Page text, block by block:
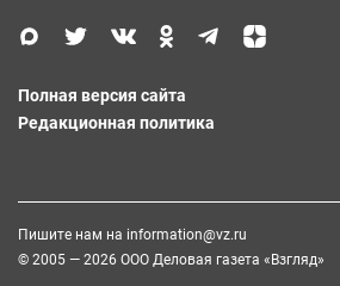
Полная версия сайта
Редакционная политика
Пишите нам на information@vz.ru
© 2005 — 2026 ООО Деловая газета «Взгляд»